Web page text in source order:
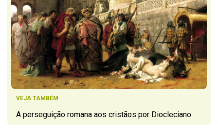
VEJA TAMBÉM
A perseguição romana aos cristãos por Diocleciano